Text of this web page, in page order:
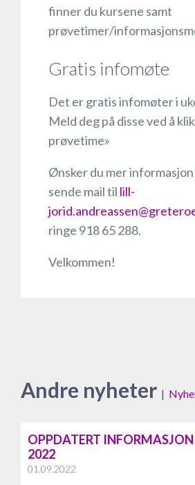
finner du kursene samt
prøvetimer/
Gratis infomøte
Det er gratis infomøter i
Meld deg på disse ved å
prøvetime»
Ønsker du mer informasjon
sende mail til lill-
ringe 918 65 288.
Velkommen!
Andre nyheter |
OPPDATERT
2022
01.09.2022